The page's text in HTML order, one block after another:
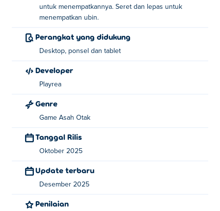
Klik dan tahan untuk memindahkan ubin, lepaskan untuk
meletakkannya.
Siapa yang menciptakan Brainrot Merge?
mereka yang lain di Poki:
Guess the Emojis
Bagaimana cara memainkan Brainrot Merge
secara gratis?
Anda dapat memainkan Brainrot Merge secara gratis di
Bisakah saya memainkan Brainrot Merge di
perangkat seluler dan desktop?
Brainrot Merge dapat dimainkan di komputer dan
untuk menempatkannya. Seret dan lepas untuk
menempatkan ubin.
Perangkat yang didukung
Desktop, ponsel dan tablet
Developer
Playrea
Genre
Game Asah Otak
Tanggal Rilis
Oktober 2025
Update terbaru
Desember 2025
Penilaian